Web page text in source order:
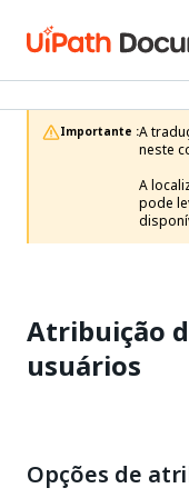
Importante :A
neste
A
pode
Atribuição
usuários
Opções de